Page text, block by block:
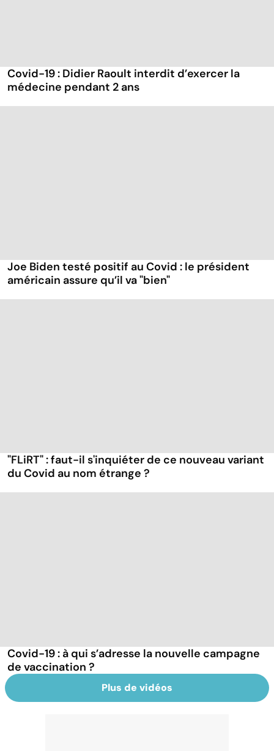
Covid-19 : Didier Raoult interdit d’exercer la
médecine pendant 2 ans
Joe Biden testé positif au Covid : le président
américain assure qu’il va "bien"
"FLiRT" : faut-il s'inquiéter de ce nouveau variant
du Covid au nom étrange ?
Covid-19 : à qui s’adresse la nouvelle campagne
de vaccination ?
Plus de vidéos